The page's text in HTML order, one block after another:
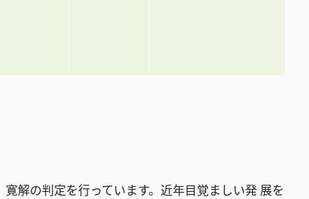
解の判定を行っています。近年目覚ましい発 展を